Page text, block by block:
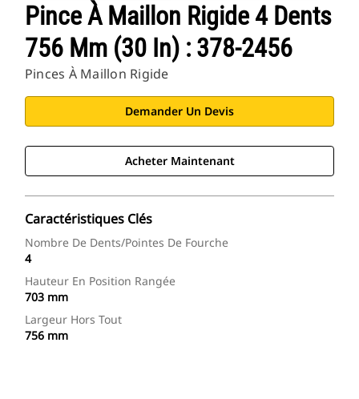
Pince À Maillon Rigide 4 Dents
756 Mm (30 In) : 378-2456
Pinces À Maillon Rigide
Demander Un Devis
Acheter Maintenant
Caractéristiques Clés
Nombre De Dents/pointes De Fourche
4
Hauteur En Position Rangée
703 mm
Largeur Hors Tout
756 mm